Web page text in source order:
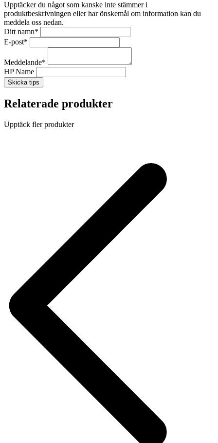
Upptäcker du något som kanske inte stämmer i
produktbeskrivningen eller har önskemål om information kan du
meddela oss nedan.
Ditt namn*
E-post*
Meddelande*
HP Name
Skicka tips
Relaterade produkter
Upptäck fler produkter